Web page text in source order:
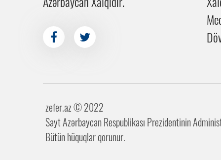
zefer.az ©️ 2022
Sayt Azərbaycan Respublikası Prezidentinin
Bütün hüquqlar qorunur.